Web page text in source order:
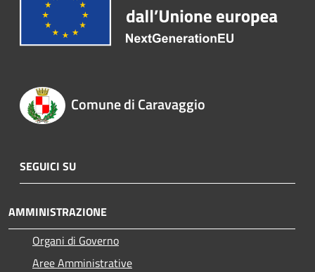
Comune di Caravaggio
SEGUICI SU
AMMINISTRAZIONE
Organi di Governo
Aree Amministrative